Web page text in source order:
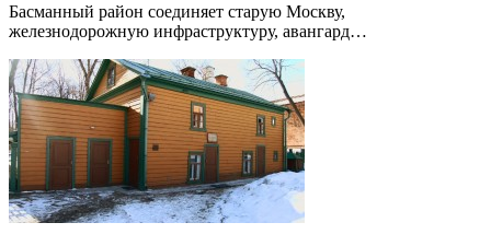
Басманный район соединяет старую Москву,
железнодорожную инфраструктуру, авангард…